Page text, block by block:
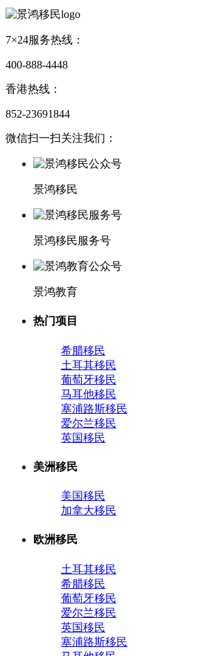
7×24服务热线：
400-888-4448
香港热线：
852-23691844
微信扫一扫关注我们：
景鸿移民
景鸿移民服务号
景鸿教育
热门项目
希腊移民
土耳其移民
葡萄牙移民
马耳他移民
塞浦路斯移民
爱尔兰移民
英国移民
美洲移民
美国移民
加拿大移民
欧洲移民
土耳其移民
希腊移民
葡萄牙移民
爱尔兰移民
英国移民
塞浦路斯移民